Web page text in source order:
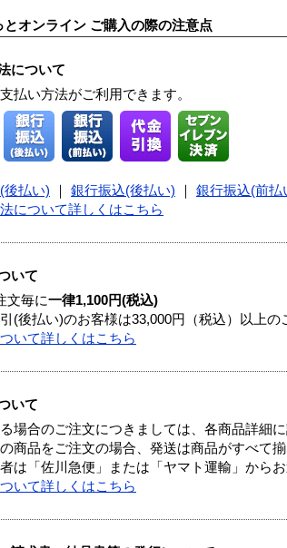
とオンライン ご購入の際の注意点
について
払い方法がご利用できます。
後払い) 銀行振込(後払い) 銀行振込(前払
について詳しくはこちら
いて
文毎に一律1,100円(税込)
(後払い)のお客様は33,000円（税込）以上の
いて詳しくはこちら
いて
場合のご注文につきましては、各商品詳細
商品をご注文の場合、発送は商品がすべて
は「佐川急便」または「ヤマト運輸」から
いて詳しくはこちら